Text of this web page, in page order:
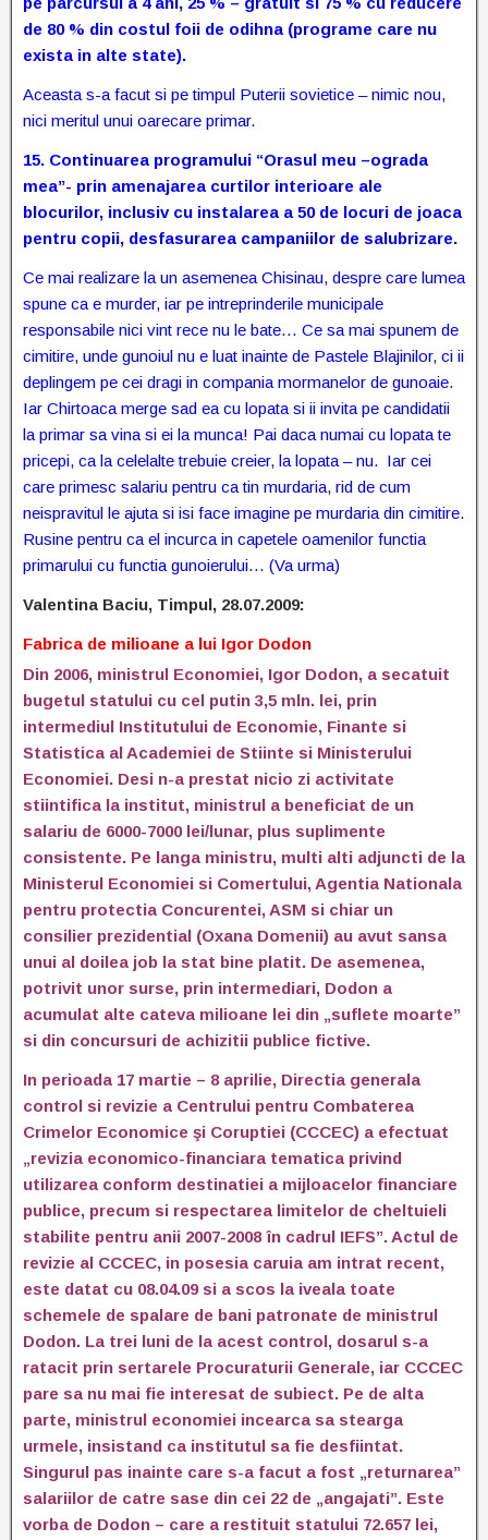
de 80 % din costul foii de odihna (programe care nu
exista in alte state).
Aceasta s-a facut si pe timpul Puterii sovietice – nimic nou,
nici meritul unui oarecare primar.
15. Continuarea programului “Orasul meu –ograda
mea”- prin amenajarea curtilor interioare ale
blocurilor, inclusiv cu instalarea a 50 de locuri de joaca
pentru copii, desfasurarea campaniilor de salubrizare.
Ce mai realizare la un asemenea Chisinau, despre care lumea
spune ca e murder, iar pe intreprinderile municipale
responsabile nici vint rece nu le bate… Ce sa mai spunem de
cimitire, unde gunoiul nu e luat inainte de Pastele Blajinilor, ci ii
deplingem pe cei dragi in compania mormanelor de gunoaie.
Iar Chirtoaca merge sad ea cu lopata si ii invita pe candidatii
la primar sa vina si ei la munca! Pai daca numai cu lopata te
pricepi, ca la celelalte trebuie creier, la lopata – nu. Iar cei
care primesc salariu pentru ca tin murdaria, rid de cum
neispravitul le ajuta si isi face imagine pe murdaria din cimitire.
Rusine pentru ca el incurca in capetele oamenilor functia
primarului cu functia gunoierului… (Va urma)
Valentina Baciu, Timpul, 28.07.2009:
Fabrica de milioane a lui Igor Dodon
Din 2006, ministrul Economiei, Igor Dodon, a secatuit
bugetul statului cu cel putin 3,5 mln. lei, prin
intermediul Institutului de Economie, Finante si
Statistica al Academiei de Stiinte si Ministerului
Economiei. Desi n-a prestat nicio zi activitate
stiintifica la institut, ministrul a beneficiat de un
salariu de 6000-7000 lei/lunar, plus suplimente
consistente. Pe langa ministru, multi alti adjuncti de la
Ministerul Economiei si Comertului, Agentia Nationala
pentru protectia Concurentei, ASM si chiar un
consilier prezidential (Oxana Domenii) au avut sansa
unui al doilea job la stat bine platit. De asemenea,
potrivit unor surse, prin intermediari, Dodon a
acumulat alte cateva milioane lei din „suflete moarte”
si din concursuri de achizitii publice fictive.
In perioada 17 martie – 8 aprilie, Directia generala
control si revizie a Centrului pentru Combaterea
Crimelor Economice şi Coruptiei (CCCEC) a efectuat
„revizia economico-financiara tematica privind
utilizarea conform destinatiei a mijloacelor financiare
publice, precum si respectarea limitelor de cheltuieli
stabilite pentru anii 2007-2008 în cadrul IEFS”. Actul de
revizie al CCCEC, in posesia caruia am intrat recent,
este datat cu 08.04.09 si a scos la iveala toate
schemele de spalare de bani patronate de ministrul
Dodon. La trei luni de la acest control, dosarul s-a
ratacit prin sertarele Procuraturii Generale, iar CCCEC
pare sa nu mai fie interesat de subiect. Pe de alta
parte, ministrul economiei incearca sa stearga
urmele, insistand ca institutul sa fie desfiintat.
Singurul pas inainte care s-a facut a fost „returnarea”
salariilor de catre sase din cei 22 de „angajati”. Este
vorba de Dodon – care a restituit statului 72.657 lei,